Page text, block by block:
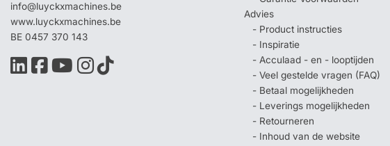
info@luyckxmachines.be
www.luyckxmachines.be
BE 0457 370 143
Advies
- Product instructies
- Inspiratie
- Acculaad - en - looptijden
- Veel gestelde vragen (FAQ)
- Betaal mogelijkheden
- Leverings mogelijkheden
- Retourneren
- Inhoud van de website